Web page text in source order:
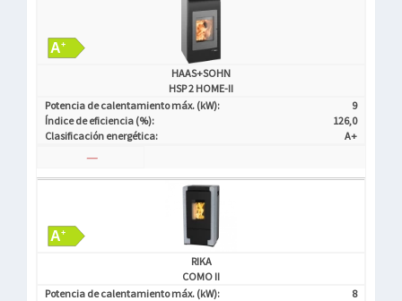
HAAS+SOHN
HSP 2 HOME-II
Potencia de calentamiento máx. (kW):
9
Índice de eficiencia (%):
126,0
Clasificación energética:
A+
—
RIKA
COMO II
Potencia de calentamiento máx. (kW):
8